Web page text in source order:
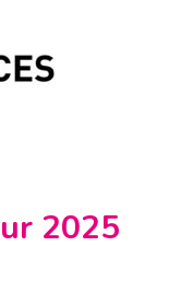
2025